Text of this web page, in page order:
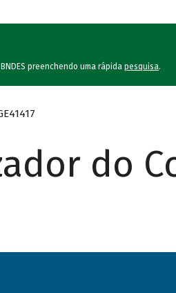
preenchendo uma rápida pesquisa.
do